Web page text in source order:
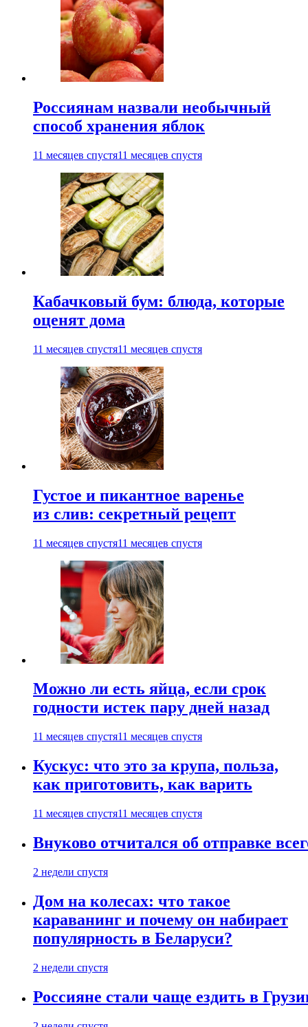
Россиянам назвали необычный
способ хранения яблок
11 месяцев спустя11 месяцев спустя
Кабачковый бум: блюда, которые
оценят дома
11 месяцев спустя11 месяцев спустя
Густое и пикантное варенье
из слив: секретный рецепт
11 месяцев спустя11 месяцев спустя
Можно ли есть яйца, если срок
годности истек пару дней назад
11 месяцев спустя11 месяцев спустя
Кускус: что это за крупа, польза,
как приготовить, как варить
11 месяцев спустя11 месяцев спустя
Внуково отчитался об отправке
2 недели спустя
Дом на колесах: что такое
караванинг и почему он набирает
популярность в Беларуси?
2 недели спустя
Россияне стали чаще ездить в